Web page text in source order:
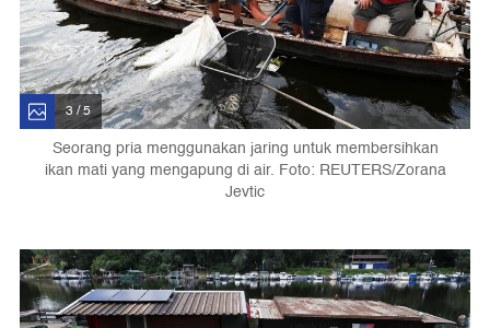
3 / 5
Seorang pria menggunakan jaring untuk membersihkan
ikan mati yang mengapung di air. Foto: REUTERS/Zorana
Jevtic